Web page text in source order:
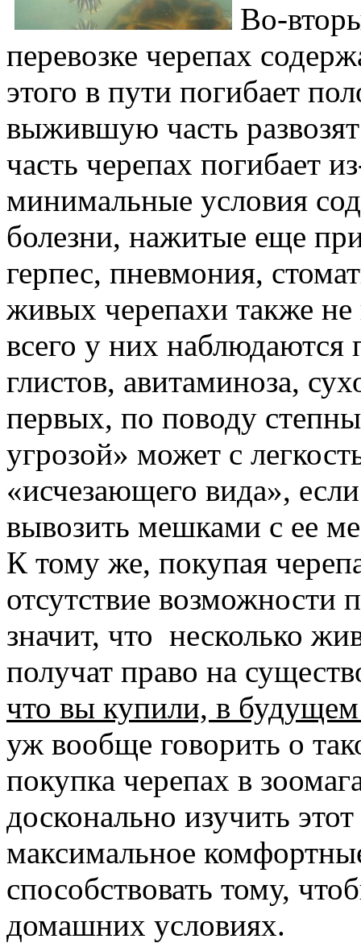
Во-
перевозке черепах
этого в пути погибает
выжившую часть
часть черепах погибает
минимальные условия
болезни, нажитые еще
герпес, пневмония,
живых черепахи также
всего у них
глистов, авитаминоза,
первых, по поводу
угрозой» может с
«исчезающего вида»,
вывозить мешками с ее
К тому же, покупая
отсутствие возможности
значит, что несколько
получат право на
что вы купили, в
уж вообще говорить о
покупка черепах в
досконально изучить
максимальное
способствовать тому,
домашних условиях.